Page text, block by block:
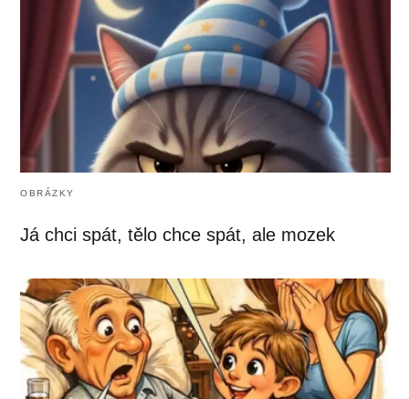
OBRÁZKY
Já chci spát, tělo chce spát, ale mozek